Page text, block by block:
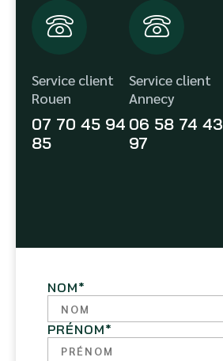
Service client
Rouen
07 70 45 94
85
Service client
Annecy
06 58 74 43
97
NOM*
PRÉNOM*